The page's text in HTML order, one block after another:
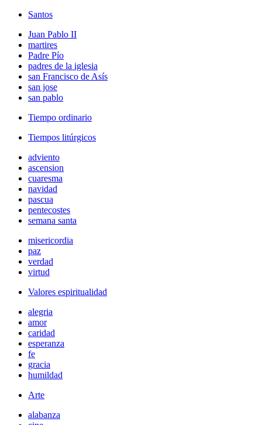
Santos
Juan Pablo II
martires
Padre Pío
padres de la iglesia
san Francisco de Asís
san jose
san pablo
Tiempo ordinario
Tiempos litúrgicos
adviento
ascension
cuaresma
navidad
pascua
pentecostes
semana santa
misericordia
paz
verdad
virtud
Valores espiritualidad
alegria
amor
caridad
esperanza
fe
gracia
humildad
Arte
alabanza